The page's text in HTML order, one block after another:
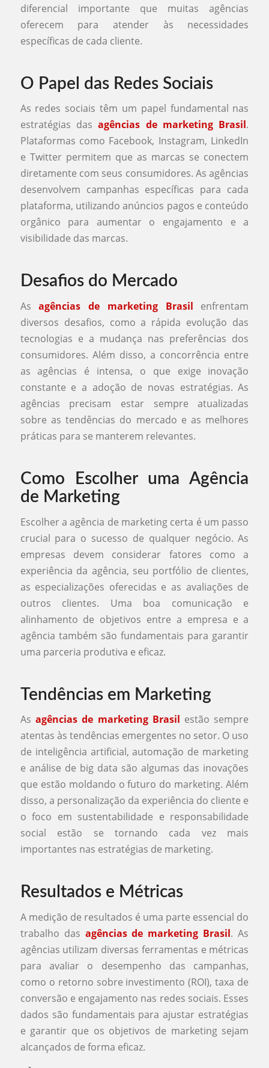
diferencial importante que muitas agências
oferecem para atender às necessidades
específicas de cada cliente.
O Papel das Redes Sociais
As redes sociais têm um papel fundamental nas
estratégias dasagências de marketing Brasil.
Plataformas como Facebook, Instagram, LinkedIn
e Twitter permitem que as marcas se conectem
diretamente com seus consumidores. As agências
desenvolvem campanhas específicas para cada
plataforma, utilizando anúncios pagos e conteúdo
orgânico para aumentar o engajamento e a
visibilidade das marcas.
Desafios do Mercado
Asagências de marketing Brasil enfrentam
diversos desafios, como a rápida evolução das
tecnologias e a mudança nas preferências dos
consumidores. Além disso, a concorrência entre
as agências é intensa, o que exige inovação
constante e a adoção de novas estratégias. As
agências precisam estar sempre atualizadas
sobre as tendências do mercado e as melhores
práticas para se manterem relevantes.
Como Escolher uma Agência
de Marketing
Escolher a agência de marketing certa é um passo
crucial para o sucesso de qualquer negócio. As
empresas devem considerar fatores como a
experiência da agência, seu portfólio de clientes,
as especializações oferecidas e as avaliações de
outros clientes. Uma boa comunicação e
alinhamento de objetivos entre a empresa e a
agência também são fundamentais para garantir
uma parceria produtiva e eficaz.
Tendências em Marketing
As agências de marketing Brasil estão sempre
atentas às tendências emergentes no setor. O uso
de inteligência artificial, automação de marketing
e análise de big data são algumas das inovações
que estão moldando o futuro do marketing. Além
disso, a personalização da experiência do cliente e
o foco em sustentabilidade e responsabilidade
social estão se tornando cada vez mais
importantes nas estratégias de marketing.
Resultados e Métricas
A medição de resultados é uma parte essencial do
trabalho das agências de marketing Brasil. As
agências utilizam diversas ferramentas e métricas
para avaliar o desempenho das campanhas,
como o retorno sobre investimento (ROI), taxa de
conversão e engajamento nas redes sociais. Esses
dados são fundamentais para ajustar estratégias
e garantir que os objetivos de marketing sejam
alcançados de forma eficaz.